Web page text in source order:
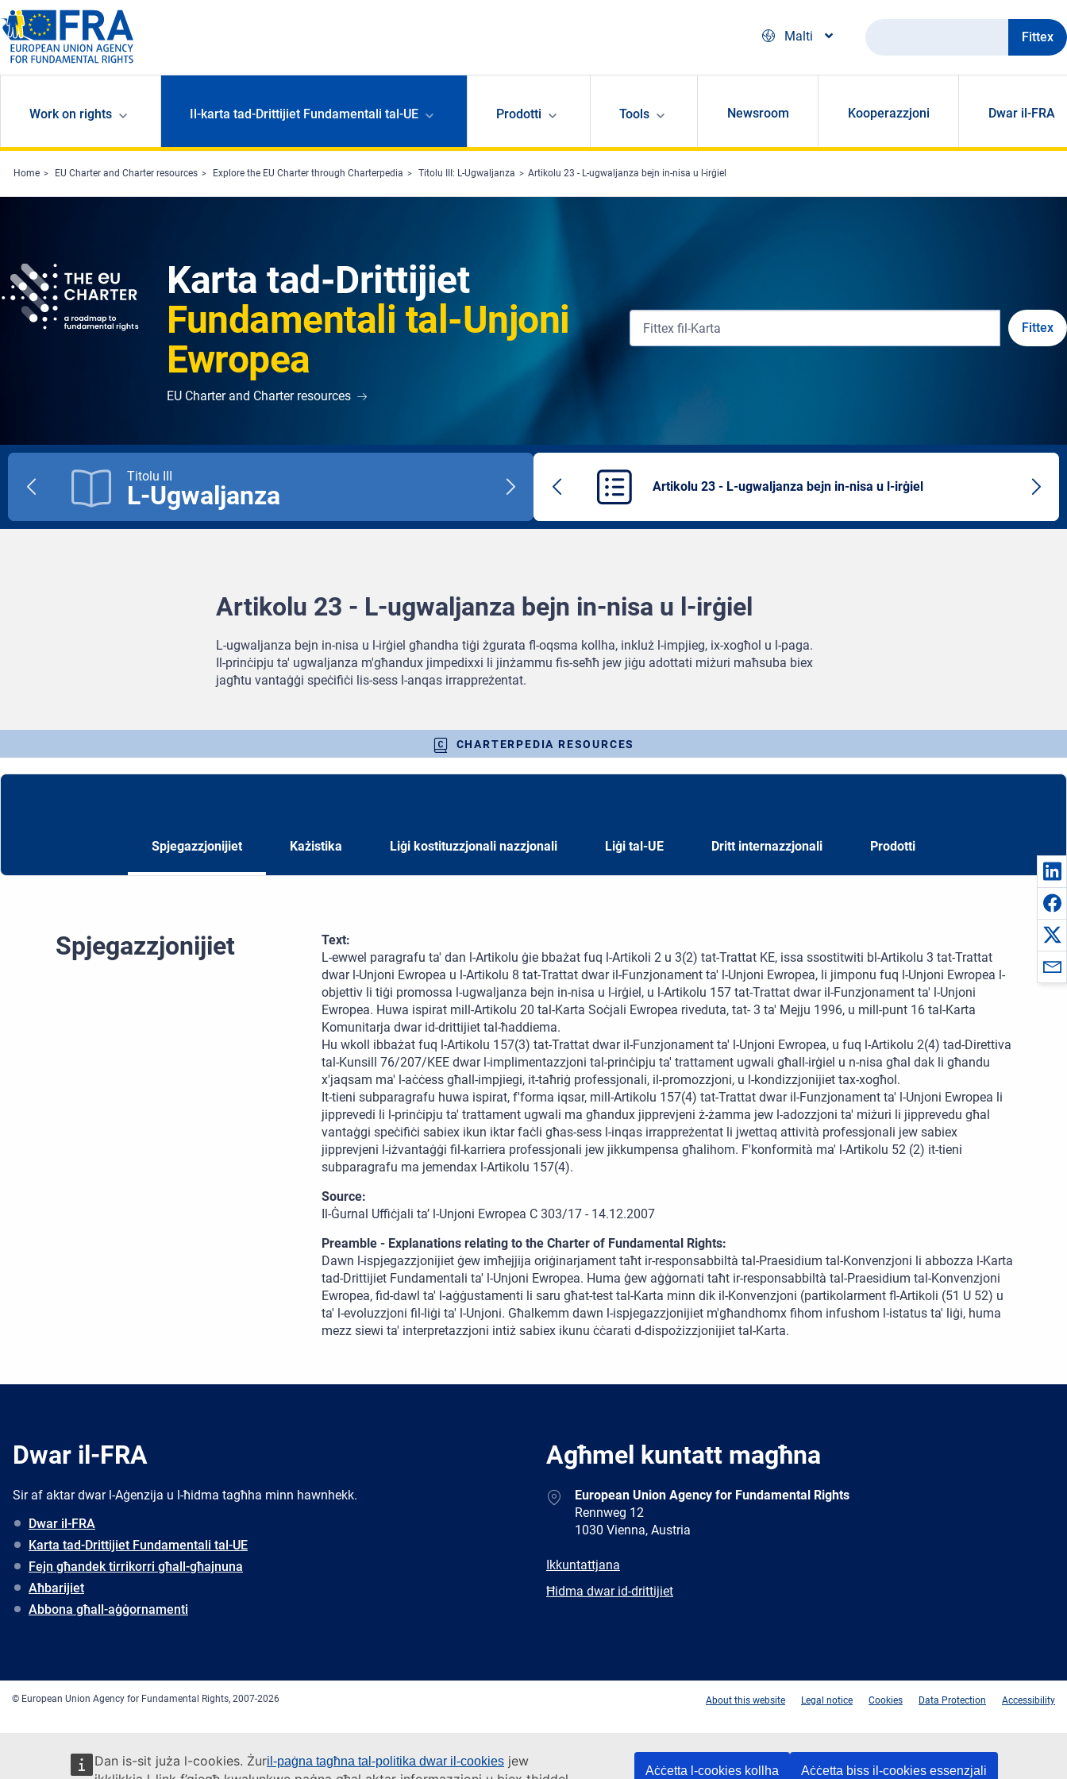
Dan is-sit juża l-cookies. Żuril-paġna tagħna tal-politika dwar il-cookies jew
Aċċetta l-cookies kollha Aċċetta biss il-cookies essenzjali
Skip to main content
Malti
Fittex
Work on rights Il-karta tad-Drittijiet Fundamentali tal-UE Prodotti Tools Newsroom Kooperazzjoni Dwar il-FRA
Home EU Charter and Charter resources Explore the EU Charter through Charterpedia Titolu III: L-Ugwaljanza Artikolu 23 - L-ugwaljanza bejn in-nisa u l-irġiel
Karta tad-Drittijiet
Fundamentali tal-Unjoni
Ewropea
EU Charter and Charter resources
Titolu III
L-Ugwaljanza
Previous
Artikolu 23 - L-ugwaljanza bejn in-nisa u l-irġiel
Artikolu 23 - L-ugwaljanza bejn in-nisa u l-irġiel
L-ugwaljanza bejn in-nisa u l-irġiel għandha tiġi żgurata fl-oqsma kollha, inkluż l-impjieg, ix-xogħol u l-paga.
Il-prinċipju ta' ugwaljanza m'għandux jimpedixxi li jinżammu fis-seħħ jew jiġu adottati miżuri maħsuba biex
jagħtu vantaġġi speċifiċi lis-sess l-anqas irrappreżentat.
CHARTERPEDIA RESOURCES
Spjegazzjonijiet Każistika Liġi kostituzzjonali nazzjonali Liġi tal-UE Dritt internazzjonali Prodotti
Spjegazzjonijiet
Text:
L-ewwel paragrafu ta' dan l-Artikolu ġie bbażat fuq l-Artikoli 2 u 3(2) tat-Trattat KE, issa ssostitwiti bl-Artikolu 3 tat-Trattat
dwar l-Unjoni Ewropea u l-Artikolu 8 tat-Trattat dwar il-Funzjonament ta' l-Unjoni Ewropea, li jimponu fuq l-Unjoni Ewropea l-
objettiv li tiġi promossa l-ugwaljanza bejn in-nisa u l-irġiel, u l-Artikolu 157 tat-Trattat dwar il-Funzjonament ta' l-Unjoni
Ewropea. Huwa ispirat mill-Artikolu 20 tal-Karta Soċjali Ewropea riveduta, tat- 3 ta' Mejju 1996, u mill-punt 16 tal-Karta
Komunitarja dwar id-drittijiet tal-ħaddiema.
Hu wkoll ibbażat fuq l-Artikolu 157(3) tat-Trattat dwar il-Funzjonament ta' l-Unjoni Ewropea, u fuq l-Artikolu 2(4) tad-Direttiva
tal-Kunsill 76/207/KEE dwar l-implimentazzjoni tal-prinċipju ta' trattament ugwali għall-irġiel u n-nisa għal dak li għandu
x'jaqsam ma' l-aċċess għall-impjiegi, it-taħriġ professjonali, il-promozzjoni, u l-kondizzjonijiet tax-xogħol.
It-tieni subparagrafu huwa ispirat, f'forma iqsar, mill-Artikolu 157(4) tat-Trattat dwar il-Funzjonament ta' l-Unjoni Ewropea li
jipprevedi li l-prinċipju ta' trattament ugwali ma għandux jipprevjeni ż-żamma jew l-adozzjoni ta' miżuri li jipprevedu għal
vantaġgi speċifiċi sabiex ikun iktar faċli għas-sess l-inqas irrappreżentat li jwettaq attività professjonali jew sabiex
jipprevjeni l-iżvantaġġi fil-karriera professjonali jew jikkumpensa għalihom. F'konformità ma' l-Artikolu 52 (2) it-tieni
subparagrafu ma jemendax l-Artikolu 157(4).
Source:
Il-Ġurnal Uffiċjali ta’ l-Unjoni Ewropea C 303/17 - 14.12.2007
Preamble - Explanations relating to the Charter of Fundamental Rights:
Dawn l-ispjegazzjonijiet ġew imħejjija oriġinarjament taħt ir-responsabbiltà tal-Praesidium tal-Konvenzjoni li abbozza l-Karta
tad-Drittijiet Fundamentali ta' l-Unjoni Ewropea. Huma ġew aġġornati taħt ir-responsabbiltà tal-Praesidium tal-Konvenzjoni
Ewropea, fid-dawl ta' l-aġġustamenti li saru għat-test tal-Karta minn dik il-Konvenzjoni (partikolarment fl-Artikoli (51 U 52) u
ta' l-evoluzzjoni fil-liġi ta' l-Unjoni. Għalkemm dawn l-ispjegazzjonijiet m'għandhomx fihom infushom l-istatus ta' liġi, huma
mezz siewi ta' interpretazzjoni intiż sabiex ikunu ċċarati d-dispożizzjonijiet tal-Karta.
Dwar il-FRA
Sir af aktar dwar l-Aġenzija u l-ħidma tagħha minn hawnhekk.
Dwar il-FRA
Karta tad-Drittijiet Fundamentali tal-UE
Fejn għandek tirrikorri għall-għajnuna
Aħbarijiet
Abbona għall-aġġornamenti
Agħmel kuntatt magħna
AddressEuropean Union Agency for Fundamental Rights
Rennweg 12
1030 Vienna, Austria
E-
Ikkuntattjana
Newsletter
Ħidma dwar id-drittijiet
© European Union Agency for Fundamental Rights, 2007-2026 About this website Legal notice Cookies Data Protection Accessibility